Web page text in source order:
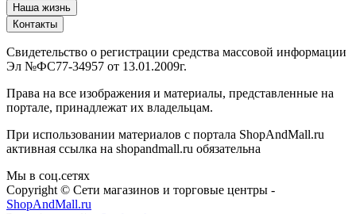
Наша жизнь
Контакты
Свидетельство о регистрации средства массовой информации
Эл №ФС77-34957 от 13.01.2009г.
Права на все изображения и материалы, представленные на
портале, принадлежат их владельцам.
При использовании материалов с портала ShopAndMall.ru
активная ссылка на shopandmall.ru обязательна
Мы в соц.сетях
Copyright © Сети магазинов и торговые центры -
ShopAndMall.ru